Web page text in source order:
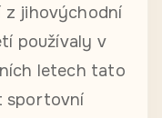
z jihovýchodní
používaly v
letech tato
sportovní